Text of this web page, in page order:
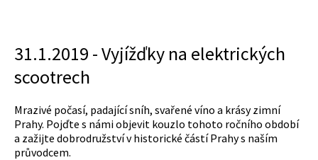
31.1.2019 - Vyjížďky na elektrických
scootrech
Mrazivé počasí, padající sníh, svařené víno a krásy zimní
Prahy. Pojďte s námi objevit kouzlo tohoto ročního období
a zažijte dobrodružství v historické částí Prahy s naším
průvodcem.